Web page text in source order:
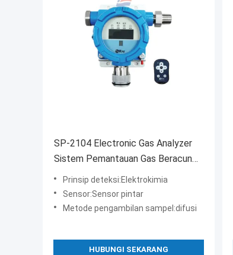
SP-2104 Electronic Gas Analyzer
Sistem Pemantauan Gas Beracun
Difusi Elektrokimia Tahan Api
Prinsip deteksi:Elektrokimia
Sensor:Sensor pintar
Metode pengambilan sampel:difusi
HUBUNGI SEKARANG